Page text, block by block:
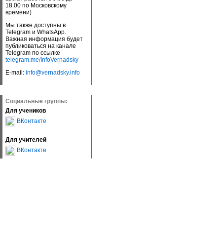
18.00 по Московскому
времени)
Мы также доступны в
Telegram и WhatsApp.
Важная информация будет
публиковаться на канале
Telegram по ссылке
telegram.me/InfoVernadsky
E-mail: info@vernadsky.info
Социальные группы:
Для учеников
ВКонтакте
Для учителей
ВКонтакте